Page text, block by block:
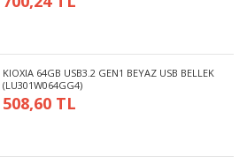
KIOXIA 64GB USB3.2 GEN1 BEYAZ USB BELLEK
(LU301W064GG4)
508,60 TL